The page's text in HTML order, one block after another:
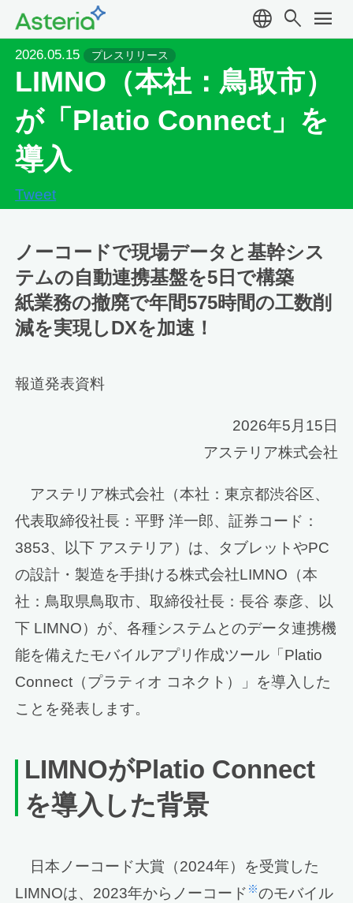
language search menu
2026.05.15 プレスリリース
LIMNO（本社：鳥取市）
が「Platio Connect」を
導入
Tweet
ノーコードで現場データと基幹シス
テムの自動連携基盤を5日で構築
紙業務の撤廃で年間575時間の工数削
減を実現しDXを加速！
報道発表資料
2026年5月15日
アステリア株式会社
アステリア株式会社（本社：東京都渋谷区、
代表取締役社長：平野 洋一郎、証券コード：
3853、以下 アステリア）は、タブレットやPC
の設計・製造を手掛ける株式会社LIMNO（本
社：鳥取県鳥取市、取締役社長：長谷 泰彦、以
下 LIMNO）が、各種システムとのデータ連携機
能を備えたモバイルアプリ作成ツール「Platio
Connect（プラティオ コネクト）」を導入した
ことを発表します。
LIMNOがPlatio Connect
を導入した背景
日本ノーコード大賞（2024年）を受賞した
LIMNOは、2023年からノーコード ※のモバイル